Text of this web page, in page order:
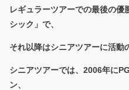
レギュラーツアーでの最後の優
シック」で、
それ以降はシニアツアーに活動
シニアツアーでは、2006年に
ン、